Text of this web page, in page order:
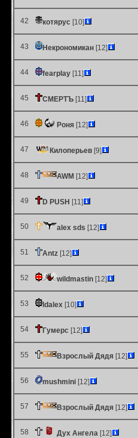
42 котярус [10]
43 Некрономикан [12]
44 fearplay [11]
45 СМЕРТЪ [11]
46 Роня [12]
47 Килоперьев [9]
48 AWM [12]
49 D PUSH [11]
50 alex sds [12]
51 Antz [12]
52 wildmastin [12]
53 ldalex [10]
54 Гумерс [12]
55 Взрослый Дядя [12]
56 mushmini [12]
57 Взрослый Дядя [12]
58 Дух Ангела [12]